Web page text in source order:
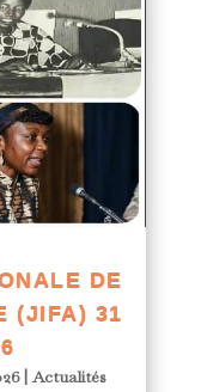
DE
(JIFA) 31
|Actualités